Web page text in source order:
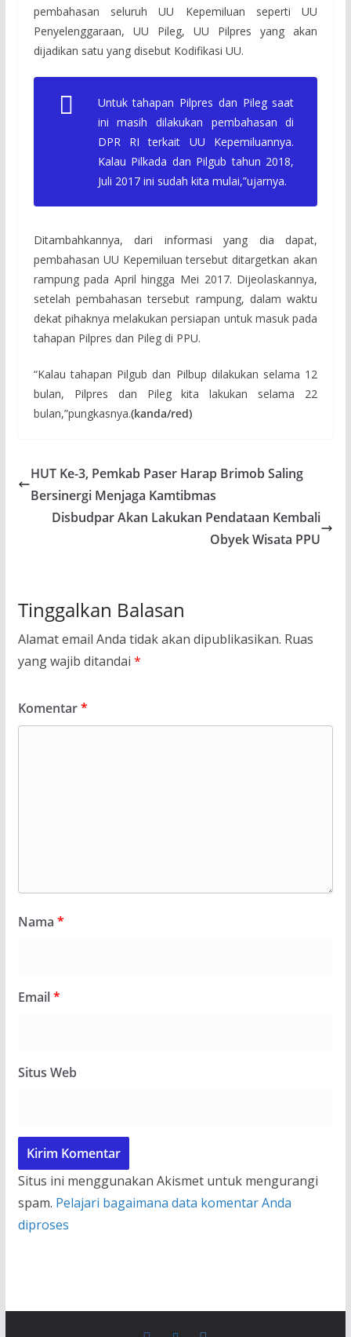
pembahasan seluruh UU Kepemiluan seperti UU
Penyelenggaraan, UU Pileg, UU Pilpres yang akan
dijadikan satu yang disebut Kodifikasi UU.
Untuk tahapan Pilpres dan Pileg saat
ini masih dilakukan pembahasan di
DPR RI terkait UU Kepemiluannya.
Kalau Pilkada dan Pilgub tahun 2018,
Juli 2017 ini sudah kita mulai,”ujarnya.
Ditambahkannya, dari informasi yang dia dapat,
pembahasan UU Kepemiluan tersebut ditargetkan akan
rampung pada April hingga Mei 2017. Dijeolaskannya,
setelah pembahasan tersebut rampung, dalam waktu
dekat pihaknya melakukan persiapan untuk masuk pada
tahapan Pilpres dan Pileg di PPU.
“Kalau tahapan Pilgub dan Pilbup dilakukan selama 12
bulan, Pilpres dan Pileg kita lakukan selama 22
bulan,”pungkasnya.(kanda/red)
HUT Ke-3, Pemkab Paser Harap Brimob Saling
Bersinergi Menjaga Kamtibmas
Disbudpar Akan Lakukan Pendataan Kembali
Obyek Wisata PPU
Tinggalkan Balasan
Alamat email Anda tidak akan dipublikasikan. Ruas
yang wajib ditandai *
Komentar*
Nama *
Email*
Situs Web
Situs ini menggunakan Akismet untuk mengurangi
spam. Pelajari bagaimana data komentar Anda
diproses